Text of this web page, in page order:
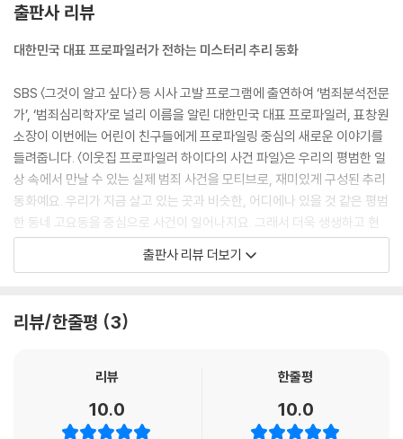
않는 감옥이 되어 한새의 수사를 방해하고 괴롭히는데……!
출판사 리뷰
대한민국 대표 프로파일러가 전하는 미스터리 추리 동화
SBS 〈그것이 알고 싶다〉 등 시사 고발 프로그램에 출연하여 ‘범죄분석전문
가’, ‘범죄심리학자’로 널리 이름을 알린 대한민국 대표 프로파일러, 표창원
소장이 이번에는 어린이 친구들에게 프로파일링 중심의 새로운 이야기를
들려줍니다. 〈이웃집 프로파일러 하이다의 사건 파일〉은 우리의 평범한 일
상 속에서 만날 수 있는 실제 범죄 사건을 모티브로, 재미있게 구성된 추리
동화예요. 우리가 지금 살고 있는 곳과 비슷한, 어디에나 있을 것 같은 평범
한 동네 고요동을 중심으로 사건이 일어나지요. 그래서 더욱 생생하고 현
실감 넘치는 미스터리가 펼쳐진답니다. 동화가 끝난 후에는 표창원 소장이
쓴 ‘표 소장의 추리 매뉴얼’을 통해 추리 용어와 상식, 배경지식을 얻을 수
서운 논리력, 추리력도 자연스럽게 얻을 거예요.
정의로운 일에 용기를 내 가는 하이다와 친구들
〈이웃집 프로파일러 하이다의 사건 파일〉은 어린이 프로파일러 하이다와
출판사 리뷰 더보기
리뷰/한줄평 3
리뷰
10.0
한줄평
10.0